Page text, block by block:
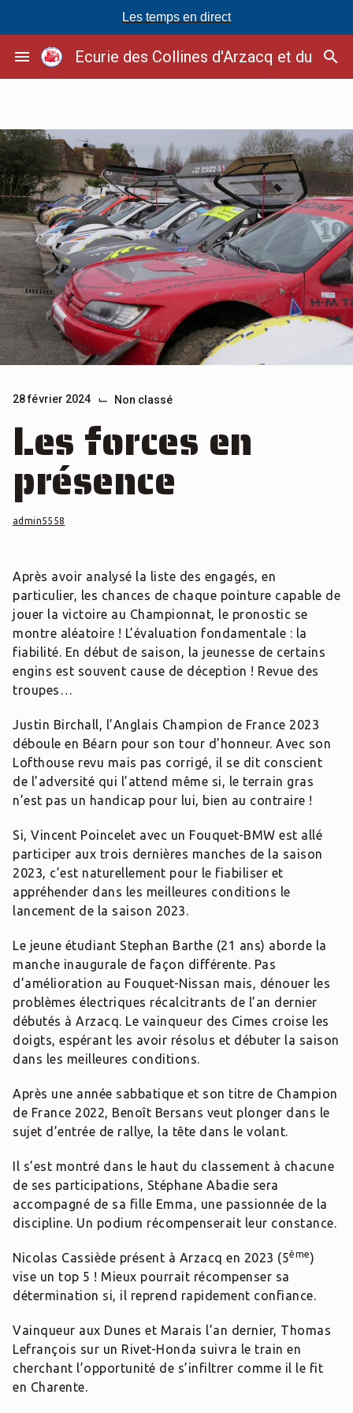
Les temps en direct
contenu
menu Ecurie des Collines d'Arzacq et du search
28 février 2024 ⌙ Non classé
Les forces en
présence
admin5558
Après avoir analysé la liste des engagés, en
particulier, les chances de chaque pointure capable de
jouer la victoire au Championnat, le pronostic se
montre aléatoire ! L’évaluation fondamentale : la
fiabilité. En début de saison, la jeunesse de certains
engins est souvent cause de déception ! Revue des
troupes…
Justin Birchall, l’Anglais Champion de France 2023
déboule en Béarn pour son tour d’honneur. Avec son
Lofthouse revu mais pas corrigé, il se dit conscient
de l’adversité qui l’attend même si, le terrain gras
n’est pas un handicap pour lui, bien au contraire !
Si, Vincent Poincelet avec un Fouquet-BMW est allé
participer aux trois dernières manches de la saison
2023, c’est naturellement pour le fiabiliser et
appréhender dans les meilleures conditions le
lancement de la saison 2023.
Le jeune étudiant Stephan Barthe (21 ans) aborde la
manche inaugurale de façon différente. Pas
d’amélioration au Fouquet-Nissan mais, dénouer les
problèmes électriques récalcitrants de l’an dernier
débutés à Arzacq. Le vainqueur des Cimes croise les
doigts, espérant les avoir résolus et débuter la saison
dans les meilleures conditions.
Après une année sabbatique et son titre de Champion
de France 2022, Benoît Bersans veut plonger dans le
sujet d’entrée de rallye, la tête dans le volant.
Il s’est montré dans le haut du classement à chacune
de ses participations, Stéphane Abadie sera
accompagné de sa fille Emma, une passionnée de la
discipline. Un podium récompenserait leur constance.
Nicolas Cassiède présent à Arzacq en 2023 (5ème)
vise un top 5 ! Mieux pourrait récompenser sa
détermination si, il reprend rapidement confiance.
Vainqueur aux Dunes et Marais l’an dernier, Thomas
Lefrançois sur un Rivet-Honda suivra le train en
cherchant l’opportunité de s’infiltrer comme il le fit
en Charente.